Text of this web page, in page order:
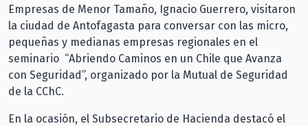
Empresas de Menor Tamaño, Ignacio Guerrero, visitaron
la ciudad de Antofagasta para conversar con las micro,
pequeñas y medianas empresas regionales en el
seminario “Abriendo Caminos en un Chile que Avanza
con Seguridad”, organizado por la Mutual de Seguridad
de la CChC.
En la ocasión, el Subsecretario de Hacienda destacó el